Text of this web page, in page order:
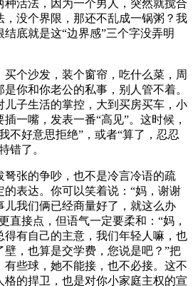
活法，因为一个男人，突然就搅合
，没个界限，那还不乱成一锅粥？我
底就是这“边界感”三个字没弄明
买个沙发，装个窗帘，吃什么菜，周
你和你老公的私事，别人管不着。
儿子生活的掌控，大到买房买车，小
一嘴，发表一番“高见”。这时候，
不好意思拒绝”，或者“算了，忍忍
错了。
弩张的争吵，也不是冷言冷语的疏
表达。你可以笑着说：“妈，谢谢
儿我们俩已经商量好了，就这么办
直接点，但语气一定要柔和：“妈，
得有自己的主意，我们年轻人嘛，也
，也算是交学费，您说是吧？”把
有些球，她不能接，也不必接。这不
格的捍卫，也是对你小家庭主权的宣